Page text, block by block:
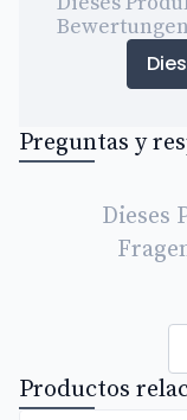
Preguntas y
Dieses
Productos